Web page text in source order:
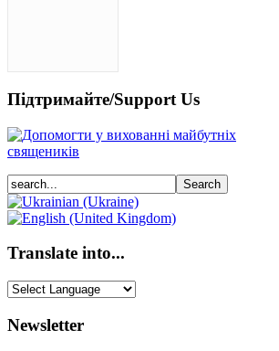
Підтримайте/Support Us
Translate into...
Newsletter